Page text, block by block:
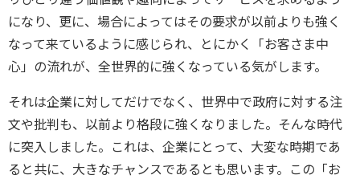
になり、更に、 場合によってはその要求が以前よりも強く
なって来ているように感じられ、とにかく「お客さま中
心」の流れが、 全世界的に強くなっている気がします。
それは企業に対してだけでなく、 世界中で政府に対する注
文や批判も、 以前より格段に強くなりました。そんな時代
に突入しました。 これは、企業にとって、大変な時期であ
ると共に、 大きなチャンスであるとも思います。この「お